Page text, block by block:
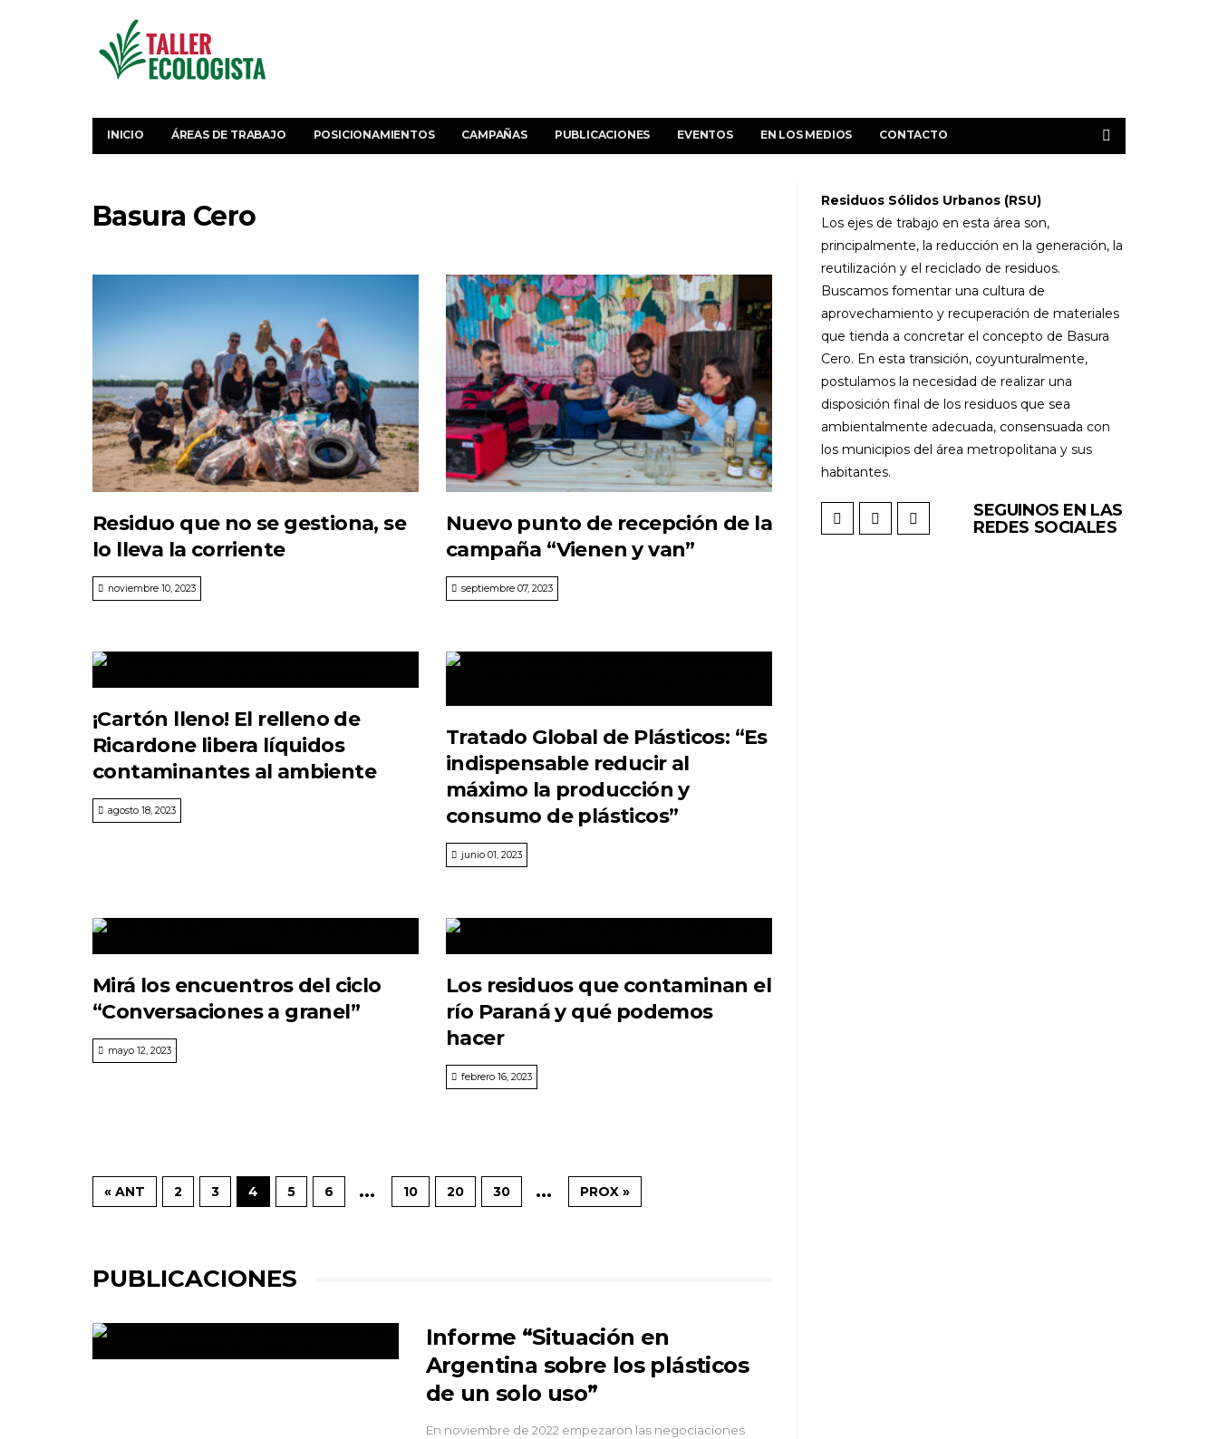
INICIO ÁREAS DE TRABAJO POSICIONAMIENTOS CAMPAÑAS PUBLICACIONES EVENTOS EN LOS MEDIOS CONTACTO
Basura Cero
Residuo que no se gestiona, se
lo lleva la corriente
noviembre 10, 2023
Nuevo punto de recepción de la
campaña “Vienen y van”
septiembre 07, 2023
¡Cartón lleno! El relleno de
Ricardone libera líquidos
contaminantes al ambiente
agosto 18, 2023
Tratado Global de Plásticos: “Es
indispensable reducir al
máximo la producción y
consumo de plásticos”
junio 01, 2023
Mirá los encuentros del ciclo
“Conversaciones a granel”
mayo 12, 2023
Los residuos que contaminan el
río Paraná y qué podemos
hacer
febrero 16, 2023
« ANT 2 3 4 5 6 ... 10 20 30 ... PROX »
PUBLICACIONES
Informe “Situación en
Argentina sobre los plásticos
de un solo uso”
En noviembre de 2022 empezaron las negociaciones
Residuos Sólidos Urbanos (RSU)
Los ejes de trabajo en esta área son,
principalmente, la reducción en la generación, la
reutilización y el reciclado de residuos.
Buscamos fomentar una cultura de
aprovechamiento y recuperación de materiales
que tienda a concretar el concepto de Basura
Cero. En esta transición, coyunturalmente,
postulamos la necesidad de realizar una
disposición final de los residuos que sea
ambientalmente adecuada, consensuada con
los municipios del área metropolitana y sus
habitantes.
SEGUINOS EN LAS
REDES SOCIALES